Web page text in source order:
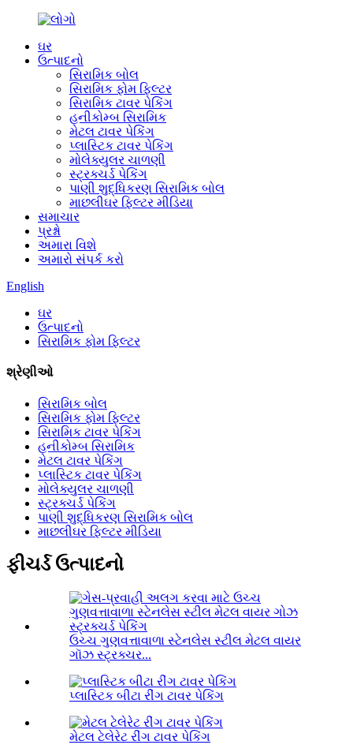
ઘર
ઉત્પાદનો
સિરામિક બોલ
સિરામિક ફોમ ફિલ્ટર
સિરામિક ટાવર પેકિંગ
હનીકોમ્બ સિરામિક
મેટલ ટાવર પેકિંગ
પ્લાસ્ટિક ટાવર પેકિંગ
મોલેક્યુલર ચાળણી
સ્ટ્રક્ચર્ડ પેકિંગ
પાણી શુદ્ધિકરણ સિરામિક બોલ
માછલીઘર ફિલ્ટર મીડિયા
સમાચાર
પ્રશ્નો
અમારા વિશે
અમારો સંપર્ક કરો
English
ઘર
ઉત્પાદનો
સિરામિક ફોમ ફિલ્ટર
શ્રેણીઓ
સિરામિક બોલ
સિરામિક ફોમ ફિલ્ટર
સિરામિક ટાવર પેકિંગ
હનીકોમ્બ સિરામિક
મેટલ ટાવર પેકિંગ
પ્લાસ્ટિક ટાવર પેકિંગ
મોલેક્યુલર ચાળણી
સ્ટ્રક્ચર્ડ પેકિંગ
પાણી શુદ્ધિકરણ સિરામિક બોલ
માછલીઘર ફિલ્ટર મીડિયા
ફીચર્ડ ઉત્પાદનો
ઉચ્ચ ગુણવત્તાવાળા સ્ટેનલેસ સ્ટીલ મેટલ વાયર
ગૉઝ સ્ટ્રક્ચર...
પ્લાસ્ટિક બીટા રીંગ ટાવર પેકિંગ
મેટલ ટેલેરેટ રીંગ ટાવર પેકિંગ